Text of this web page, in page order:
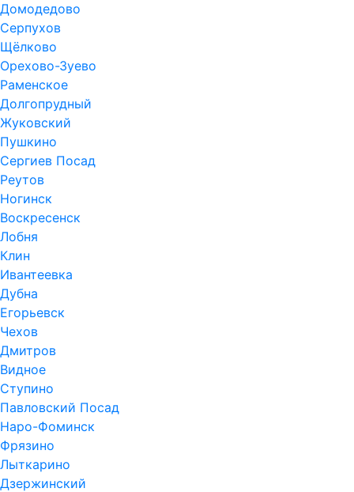
Домодедово
Серпухов
Щёлково
Орехово-Зуево
Раменское
Долгопрудный
Жуковский
Пушкино
Сергиев Посад
Реутов
Ногинск
Воскресенск
Лобня
Клин
Ивантеевка
Дубна
Егорьевск
Чехов
Дмитров
Видное
Ступино
Павловский Посад
Наро-Фоминск
Фрязино
Лыткарино
Дзержинский